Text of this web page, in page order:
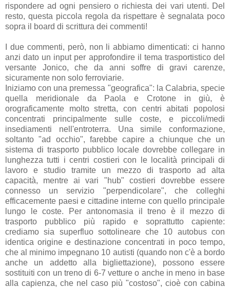
rispondere ad ogni pensiero o richiesta dei vari utenti. Del
resto, questa piccola regola da rispettare è segnalata poco
sopra il board di scrittura dei commenti!
I due commenti, però, non li abbiamo dimenticati: ci hanno
anzi dato un input per approfondire il tema trasportistico del
versante Jonico, che da anni soffre di gravi carenze,
sicuramente non solo ferroviarie.
Iniziamo con una premessa "geografica": la Calabria, specie
quella meridionale da Paola e Crotone in giù, è
orograficamente molto stretta, con centri abitati popolosi
concentrati principalmente sulle coste, e piccoli/medi
insediamenti nell'entroterra. Una simile conformazione,
soltanto "ad occhio", farebbe capire a chiunque che un
sistema di trasporto pubblico locale dovrebbe collegare in
lunghezza tutti i centri costieri con le località principali di
lavoro e studio tramite un mezzo di trasporto ad alta
capacità, mentre ai vari "hub" costieri dovrebbe essere
connesso un servizio "perpendicolare", che colleghi
efficacemente paesi e cittadine interne con quello principale
lungo le coste. Per antonomasia il treno è il mezzo di
trasporto pubblico più rapido e soprattutto capiente:
crediamo sia superfluo sottolineare che 10 autobus con
identica origine e destinazione concentrati in poco tempo,
che al minimo impegnano 10 autisti (quando non c'è a bordo
anche un addetto alla bigliettazione), possono essere
sostituiti con un treno di 6-7 vetture o anche in meno in base
alla capienza, che nel caso più "costoso", cioè con cabina